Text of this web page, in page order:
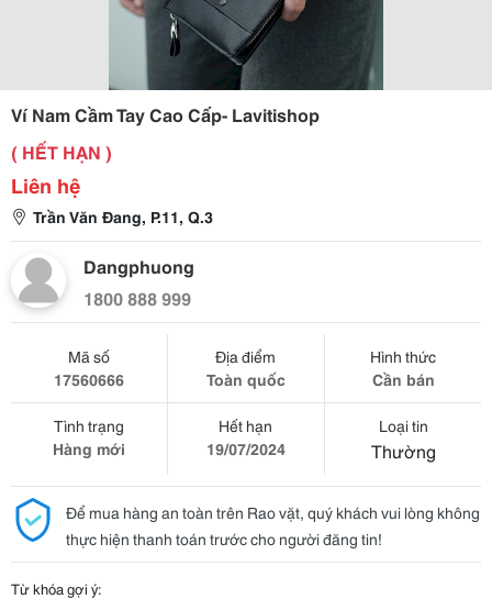
Ví Nam Cầm Tay Cao Cấp- Lavitishop
( HẾT HẠN )
Liên hệ
Trần Văn Đang, P.11, Q.3
Dangphuong
1800 888 999
Mã số
17560666
Địa điểm
Toàn quốc
Hình thức
Cần bán
Tình trạng
Hàng mới
Hết hạn
19/07/2024
Loại tin
Thường
Để mua hàng an toàn trên Rao vặt, quý khách vui lòng không
thực hiện thanh toán trước cho người đăng tin!
Từ khóa gợi ý: